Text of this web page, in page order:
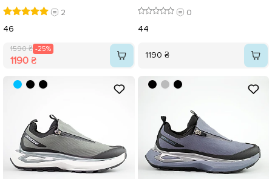
2
46
1590 ₴ -25%
1190 ₴
0
44
1190 ₴